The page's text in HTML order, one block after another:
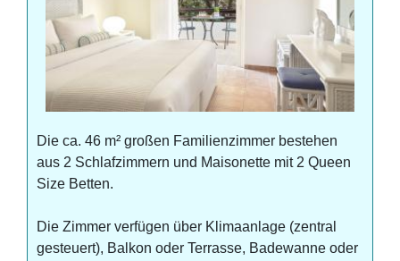
Die ca. 46 m² großen Familienzimmer bestehen
aus 2 Schlafzimmern und Maisonette mit 2 Queen
Size Betten.
Die Zimmer verfügen über Klimaanlage (zentral
gesteuert), Balkon oder Terrasse, Badewanne oder